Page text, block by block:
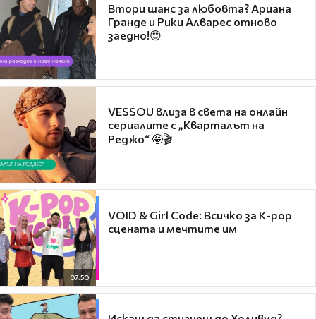
Втори шанс за любовта? Ариана
Гранде и Рики Алварес отново
заедно!😍
VESSOU влиза в света на онлайн
сериалите с „Кварталът на
Реджо“ 🤩🎬
07:50
VOID & Girl Code: Всичко за K-pop
сцената и мечтите им